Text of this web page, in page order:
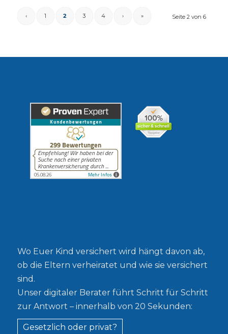
Seite 2 von 6
‹ 1 2 3 4 › »
Wo Euer Kind versichert wird hängt davon ab,
ob die Eltern verheiratet und wie sie versichert
sind.
Unser digitaler Berater führt Schritt für Schritt
zur Antwort – innerhalb von 20 Sekunden:
Gesetzlich oder privat?